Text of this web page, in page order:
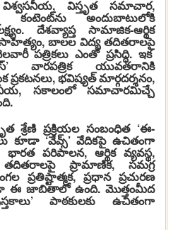
విశ్వసనీయ, విస్తృత సమాచార,
కంటెంట్‌ను అందుబాటులోకి
దేశవ్యాప్త సామాజిక-ఆర్థిక
సాహిత్యం, బాలల విద్య తదితరాలపై
పత్రికలు ఎంతో ప్రసిద్ధి. ఇక
వారపత్రిక యువతరానికి
భవిష్యత్‌ మార్గదర్శనం,
సకాలంలో సమాచారమిచ్చే
శ్రేణి ప్రక్రియల సంబంధిత ‘ఈ-
కూడా ‘వేవ్స్’ వేదికపై ఉచితంగా
పరిపాలన, ఆర్థిక వ్యవస్థ,
తదితరాలపై ప్రామాణిక, సమగ్ర
ప్రతిష్టాత్మక, ప్రధాన ప్రచురణ
ఈ జాబితాలో ఉంది. మొత్తంమీద
పాఠకులకు ఉచితంగా